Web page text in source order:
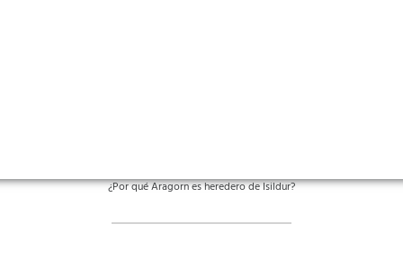
¿Por qué Aragorn es heredero de Isildur?